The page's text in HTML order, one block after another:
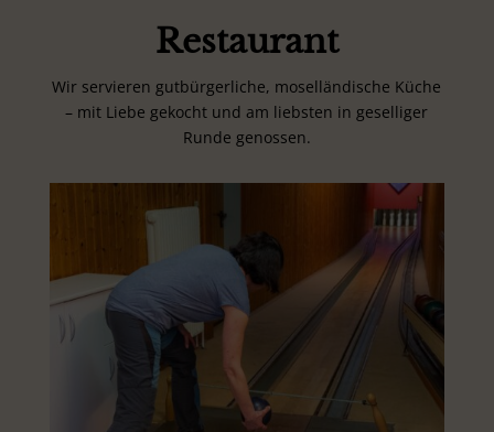
Restaurant
Wir servieren gutbürgerliche, moselländische Küche
– mit Liebe gekocht und am liebsten in geselliger
Runde genossen.